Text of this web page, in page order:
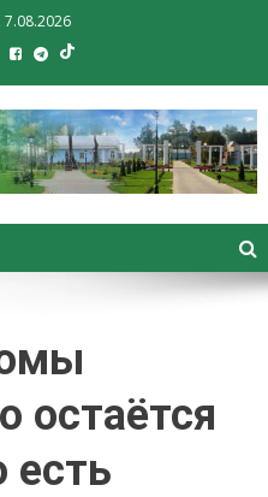
навiны.
Районная
остаётся